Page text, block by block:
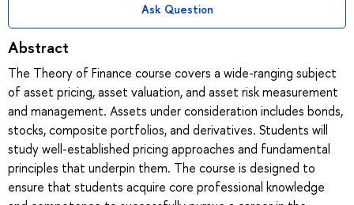
Ask Question
Abstract
The Theory of Finance course covers a wide-ranging subject
of asset pricing, asset valuation, and asset risk measurement
and management. Assets under consideration includes bonds,
stocks, composite portfolios, and derivatives. Students will
study well-established pricing approaches and fundamental
principles that underpin them. The course is designed to
ensure that students acquire core professional knowledge